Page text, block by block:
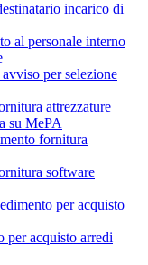
incarico di
al personale interno
per selezione
attrezzature
su MePA
fornitura
software
per acquisto
per acquisto arredi